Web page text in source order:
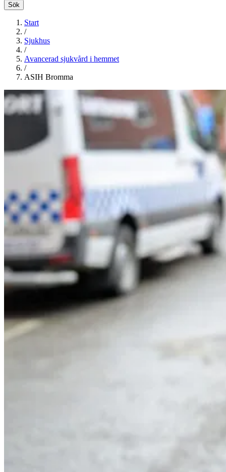
Sök
Start
/
Sjukhus
/
Avancerad sjukvård i hemmet
/
ASIH Bromma